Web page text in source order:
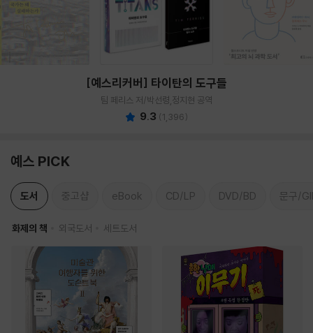
[예스리커버] 타이탄의 도구들
팀 페리스 저/박선령,정지현 공역
9.3 (1,396)
예스 PICK
도서 중고샵 eBook CD/LP DVD/BD 문구/
화제의 책 외국도서 세트도서